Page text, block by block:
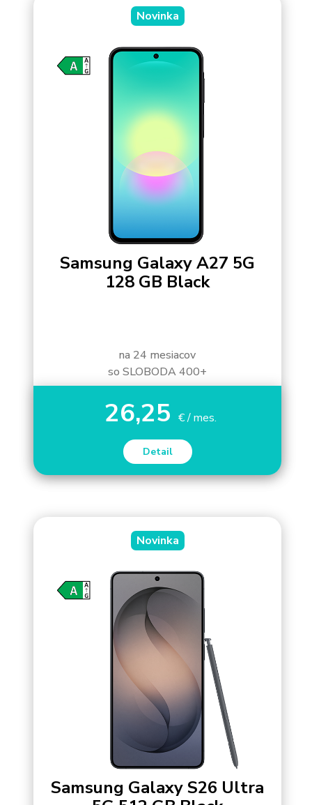
Novinka
Samsung Galaxy A27 5G
128 GB Black
na 24 mesiacov
so SLOBODA 400+
26,25 € / mes.
Detail
Novinka
Samsung Galaxy S26 Ultra